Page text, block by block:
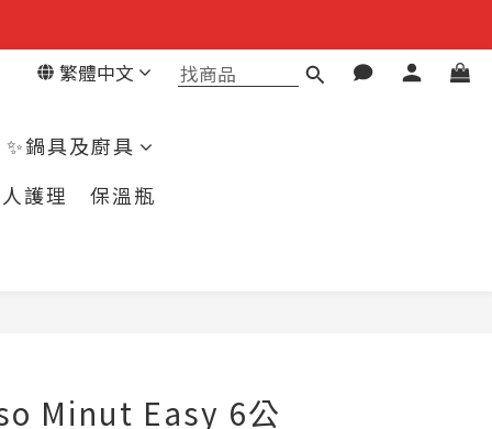
繁體中文
✨鍋具及廚具
護理
保溫瓶
Minut Easy 6公